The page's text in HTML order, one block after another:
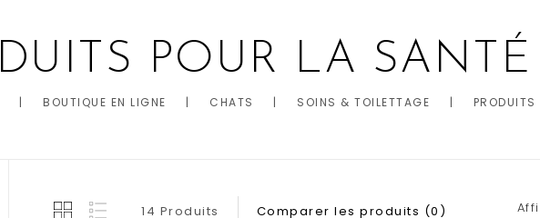
POUR LA
| BOUTIQUE EN LIGNE | CHATS | SOINS & TOILETTAGE | PRODUITS
14 Produits Comparer les produits (0)